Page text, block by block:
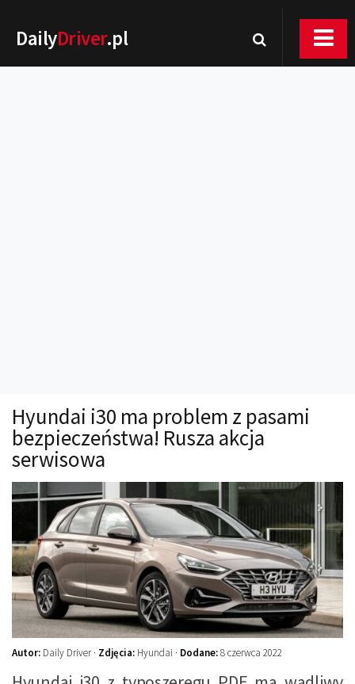
DailyDriver.pl
Technika jazdy
Oświetlenie
Kalkulatory
Przelicznik mocy
Auto z niemiec
Galerie
Hyundai i30 ma problem z pasami
bezpieczeństwa! Rusza akcja
serwisowa
Autor: Daily Driver · Zdjęcia: Hyundai · Dodane:8 czerwca 2022